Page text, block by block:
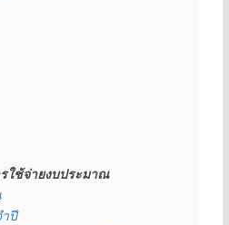
ใช้จ่ายงบประมาณ
ปี